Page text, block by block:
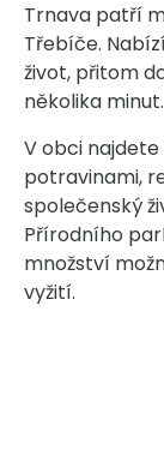
Trnava patří
Třebíče.
život, přitom
několika minut.
V obci
potravinami,
společenský
Přírodního
množství
vyžití.